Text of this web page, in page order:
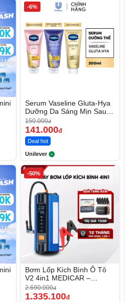
-6%
Serum Vaseline Gluta-Hya
Dưỡng Da Sáng Mịn Sau 7
Ngày
150.000đ
141.000đ
Deal hot
Unilever
-50%
Bơm Lốp Kích Bình Ô Tô
V2 4in1 MEDICAR –
12.000mAh
2.690.000đ
1.335.100đ